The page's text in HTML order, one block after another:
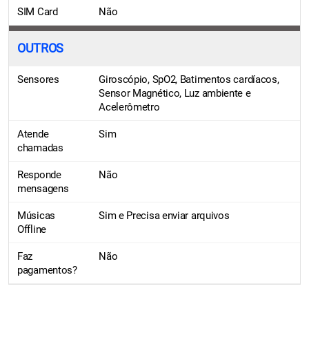
SIM Card Não
OUTROS
Sensores
Giroscópio, SpO2, Batimentos cardíacos,
Sensor Magnético, Luz ambiente e
Acelerômetro
Atende
chamadas
Sim
Responde
mensagens
Não
Músicas
Offline
Sim e Precisa enviar arquivos
Faz
pagamentos?
Não